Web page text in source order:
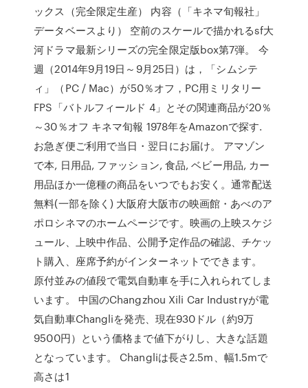
ックス（完全限定生産） 内容（「キネマ旬報社」
データベースより） 空前のスケールで描かれるsf大
河ドラマ最新シリーズの完全限定版box第7弾。 今
週（2014年9月19日～9月25日）は，「シムシテ
ィ」（PC / Mac）が50％オフ，PC用ミリタリー
FPS「バトルフィールド 4」とその関連商品が20％
～30％オフ キネマ旬報 1978年をAmazonで探す.
お急ぎ便ご利用で当日・翌日にお届け。 アマゾン
で本, 日用品, ファッション, 食品, ベビー用品, カー
用品ほか一億種の商品をいつでもお安く。通常配送
無料(一部を除く) 大阪府大阪市の映画館・あべのア
ポロシネマのホームページです。映画の上映スケジ
ュール、上映中作品、公開予定作品の確認、チケッ
ト購入、座席予約がインターネットでできます。
原付並みの値段で電気自動車を手に入れられてしま
います。 中国のChangzhou Xili Car Industryが電
気自動車Changliを発売、現在930ドル（約9万
9500円）という価格まで値下がりし、大きな話題
となっています。 Changliは長さ2.5m、幅1.5mで
高さは1